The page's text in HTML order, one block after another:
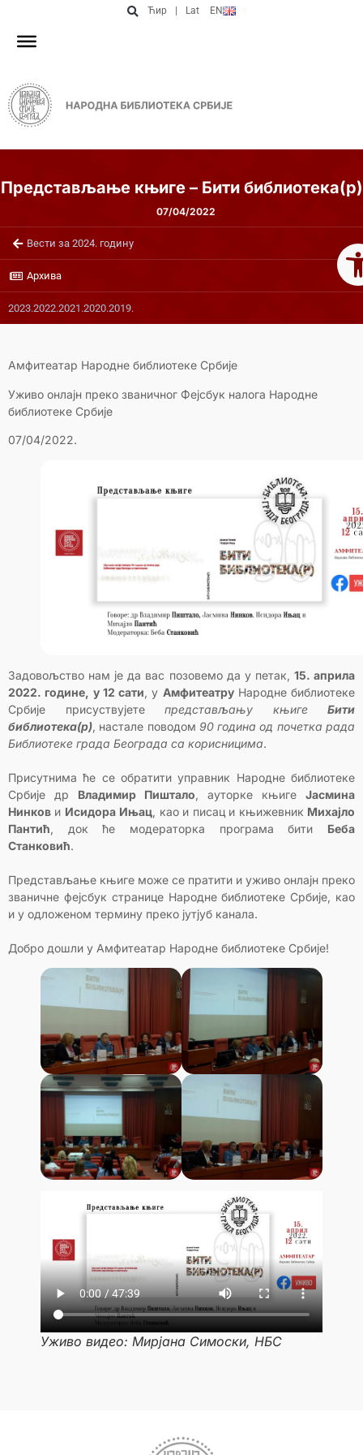
Ћир Lat EN
Представљање књиге – Бити библиотека(р)
07/04/2022
Вести за 2024. годину
Архива
2023.2022.2021.2020.2019.
Амфитеатар Народне библиотеке Србије
Уживо онлајн преко званичног Фејсбук налога Народне
библиотеке Србије
07/04/2022.
Задовољство нам је да вас позовемо да у петак, 15. априла
2022. године, у 12 сати, у АмфитеатруНародне библиотеке
Србије присуствујете представљању књиге
Бити
библиотека(р), настале поводом 90 година од почетка рада
Библиотеке града Београда са корисницима.
Присутнима ће се обратити управник Народне библиотеке
Србије др Владимир Пиштало, ауторке књиге Јасмина
Нинков и Исидора Ињац, као и писац и књижевник Михајло
Пантић, док ће модераторка програма бити Беба
Станковић.
Представљање књиге може се пратити и уживо онлајн преко
званичне фејсбук странице Народне библиотеке Србије, као
и у одложеном термину преко јутјуб канала.
Добро дошли у Амфитеатар Народне библиотеке Србије!
Уживо видео: Мирјана Симоски, НБС